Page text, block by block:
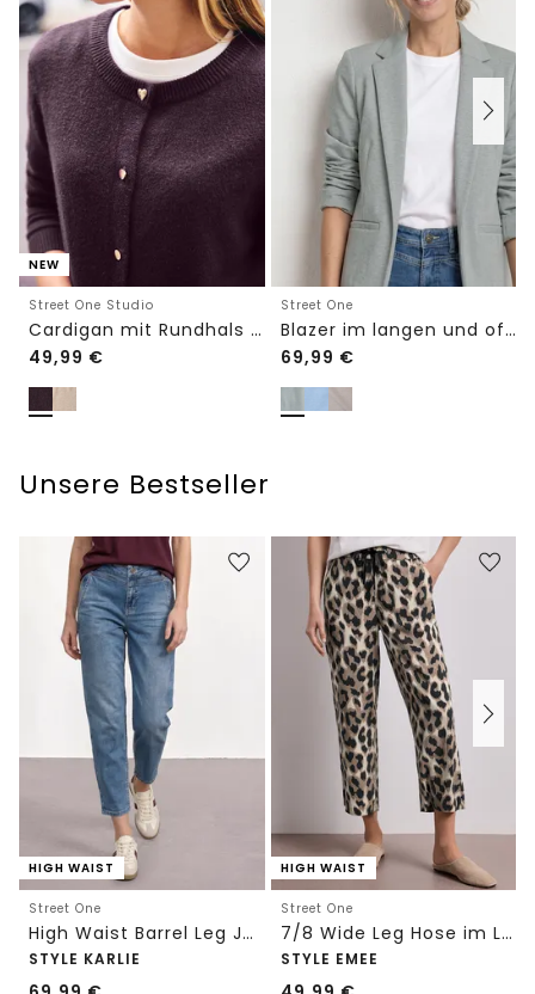
NEW
Street One Studio
Cardigan mit Rundhals und Knöpfen
49,99 €
Street One
Blazer im langen und offenen Schnitt
69,99 €
Unsere Bestseller
HIGH WAIST
Street One
High Waist Barrel Leg Jeans im Loose Fit
STYLE KARLIE
HIGH WAIST
Street One
7/8 Wide Leg Hose im Loose Fit mit Print
STYLE EMEE